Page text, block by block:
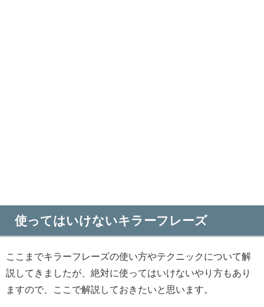
使ってはいけないキラーフレーズ
ここまでキラーフレーズの使い方やテクニックについて解
説してきましたが、絶対に使ってはいけないやり方もあり
ますので、ここで解説しておきたいと思います。